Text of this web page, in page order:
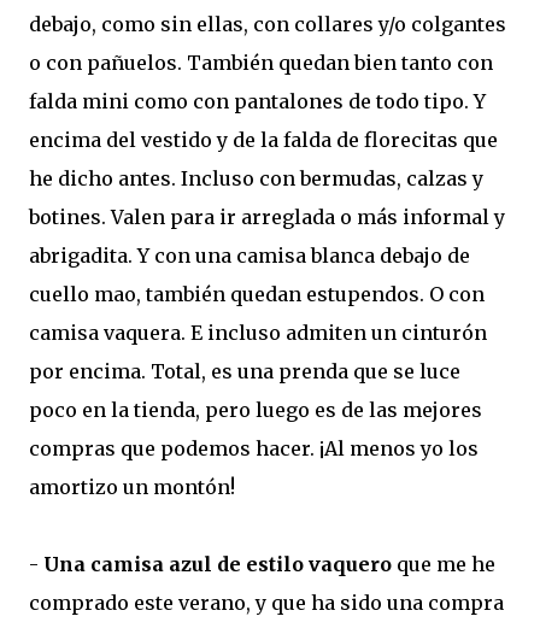
debajo, como sin ellas, con collares y/o colgantes
o con pañuelos. También quedan bien tanto con
falda mini como con pantalones de todo tipo. Y
encima del vestido y de la falda de florecitas que
he dicho antes. Incluso con bermudas, calzas y
botines. Valen para ir arreglada o más informal y
abrigadita. Y con una camisa blanca debajo de
cuello mao, también quedan estupendos. O con
camisa vaquera. E incluso admiten un cinturón
por encima. Total, es una prenda que se luce
poco en la tienda, pero luego es de las mejores
compras que podemos hacer. ¡Al menos yo los
amortizo un montón!
- Una camisa azul de estilo vaquero que me he
comprado este verano, y que ha sido una compra